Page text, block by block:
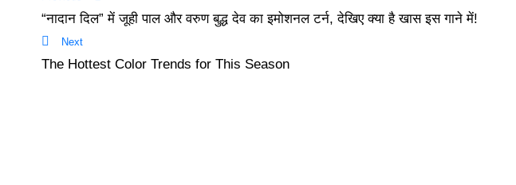
“नादान दिल” में जूही पाल और वरुण बुद्ध देव का इमोशनल टर्न, देखिए क्या है खास इस गाने में!
Next
The Hottest Color Trends for This Season